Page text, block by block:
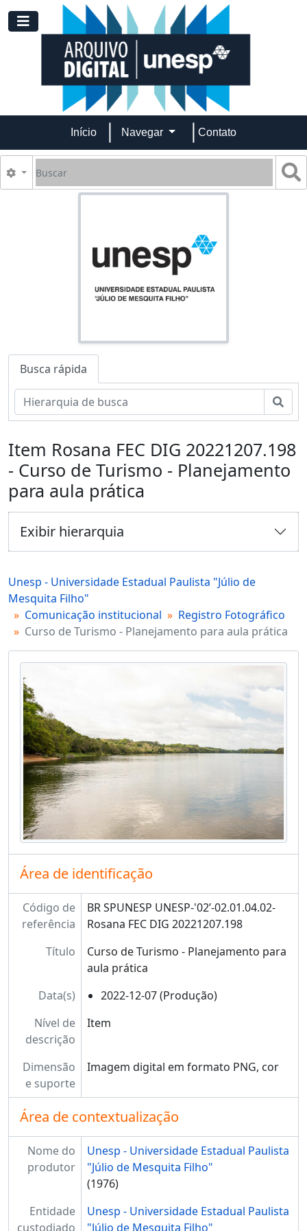
Skip to main content
Toggle navigation
Início Navegar Contato
Buscar
Opções de busca
Busca rápida
Item Rosana FEC DIG 20221207.198
- Curso de Turismo - Planejamento
para aula prática
Exibir hierarquia
Unesp - Universidade Estadual Paulista "Júlio de
Mesquita Filho"
Comunicação institucional
Registro Fotográfico
Curso de Turismo - Planejamento para aula prática
Área de identificação
Código de
referência
BR SPUNESP UNESP-'02’-02.01.04.02-
Rosana FEC DIG 20221207.198
Título
Curso de Turismo - Planejamento para
aula prática
Data(s)
2022-12-07 (Produção)
Nível de
descrição
Item
Dimensão
e suporte
Imagem digital em formato PNG, cor
Área de contextualização
Nome do
produtor
Unesp - Universidade Estadual Paulista
"Júlio de Mesquita Filho"
(1976)
Entidade
custodiado
Unesp - Universidade Estadual Paulista
"Júlio de Mesquita Filho"